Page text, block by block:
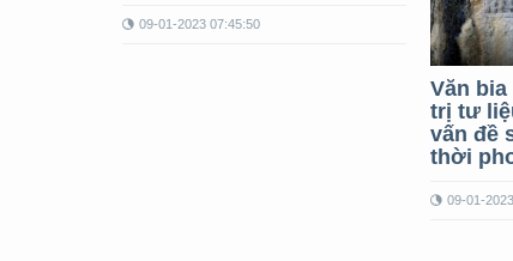
09-01-2023 07:45:50
Văn
trị tư
vấn đề
thời
09-01-